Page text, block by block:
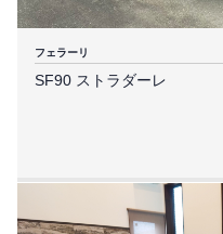
フェラーリ
SF90 ストラダーレ